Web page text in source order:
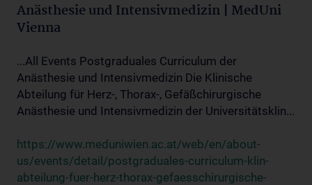
Anästhesie und Intensivmedizin | MedUni
Vienna
...All Events Postgraduales Curriculum der
Anästhesie und Intensivmedizin Die Klinische
Abteilung für Herz-, Thorax-, Gefäßchirurgische
Anästhesie und Intensivmedizin der Universitätsklin...
https://www.meduniwien.ac.at/web/en/about-
us/events/detail/postgraduales-curriculum-klin-
abteilung-fuer-herz-thorax-gefaesschirurgische-